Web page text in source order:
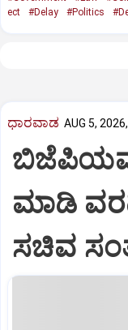
ect
#Delay #Politics
ಧಾರವಾಡ AUG 5,
ಮಾಡಿ
ಸಚಿವ